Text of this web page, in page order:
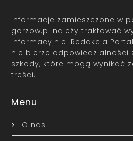
Informacje zamieszczone w
gorzow.pl należy traktować
informacyjnie. Redakcja
nie bierze odpowiedzialności
szkody, które mogą wynikać
treści.
Menu
O nas